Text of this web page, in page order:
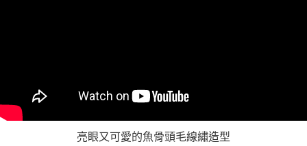
亮眼又可愛的魚骨頭毛線繡造型